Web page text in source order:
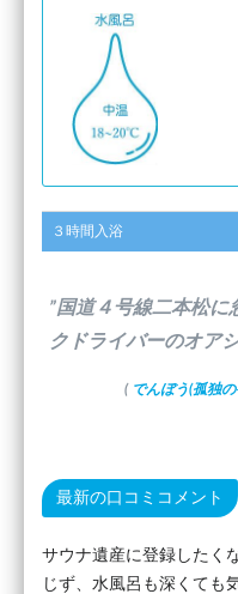
３時間入浴
”国道４号線二本松
クドライバーのオア
( でんぼう(孤独
最新の口コミコメント
サウナ遺産に登録したく
じず、水風呂も深くても